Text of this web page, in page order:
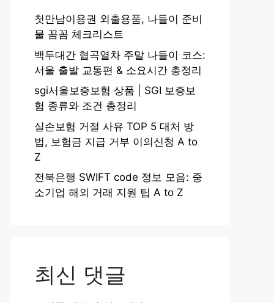
첫만남이용권 외출용품, 나들이 준비
물 꼼꼼 체크리스트
백두대간 협곡열차 주말 나들이 코스:
서울 출발 교통편 & 소요시간 총정리
sgi서울보증보험 상품 | SGI 보증보
험 종류와 조건 총정리
실손보험 거절 사유 TOP 5 대처 방
법, 보험금 지급 거부 이의신청 A to
Z
전북은행 SWIFT code 정보 모음: 중
소기업 해외 거래 지원 팁 A to Z
최신 댓글